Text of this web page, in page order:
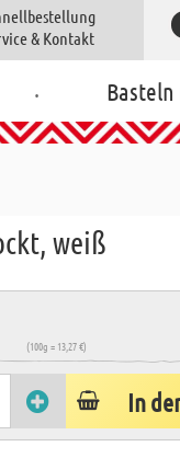
& Kontakt
. Basteln
weiß
(100g = 13,27 €)
In